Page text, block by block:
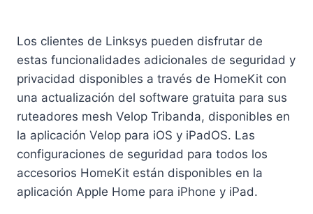
Los clientes de Linksys pueden disfrutar de
estas funcionalidades adicionales de seguridad y
privacidad disponibles a través de HomeKit con
una actualización del software gratuita para sus
ruteadores mesh Velop Tribanda, disponibles en
la aplicación Velop para iOS y iPadOS. Las
configuraciones de seguridad para todos los
accesorios HomeKit están disponibles en la
aplicación Apple Home para iPhone y iPad.